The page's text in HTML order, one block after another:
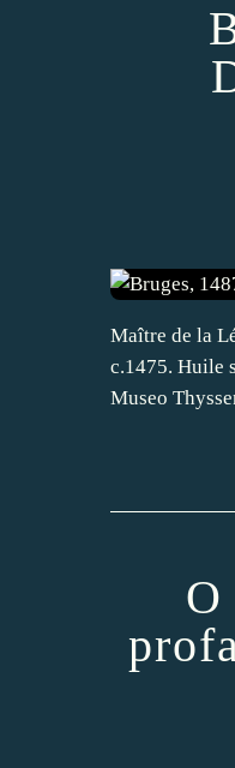
Maître de la
c.1475. Huile
Museo